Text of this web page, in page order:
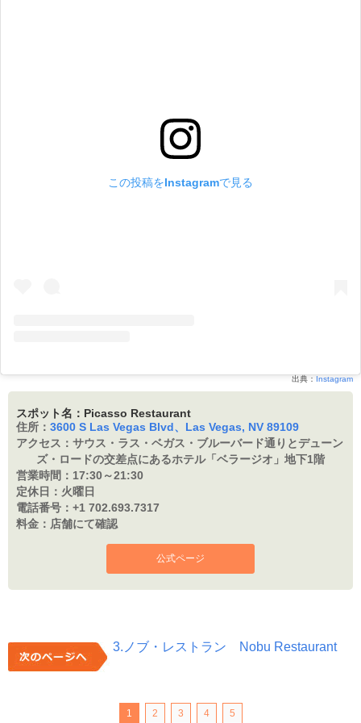
この投稿をInstagramで見る
出典： Instagram
スポット名：Picasso Restaurant
住所： 3600 S Las Vegas Blvd、Las Vegas, NV 89109
アクセス： サウス・ラス・ベガス・ブルーバード通りとデューン
ズ・ロードの交差点にあるホテル「ベラージオ」地下1階
営業時間： 17:30～21:30
定休日： 火曜日
電話番号： +1 702.693.7317
料金： 店舗にて確認
公式ページ
3.ノブ・レストラン Nobu Restaurant
1 2 3 4 5